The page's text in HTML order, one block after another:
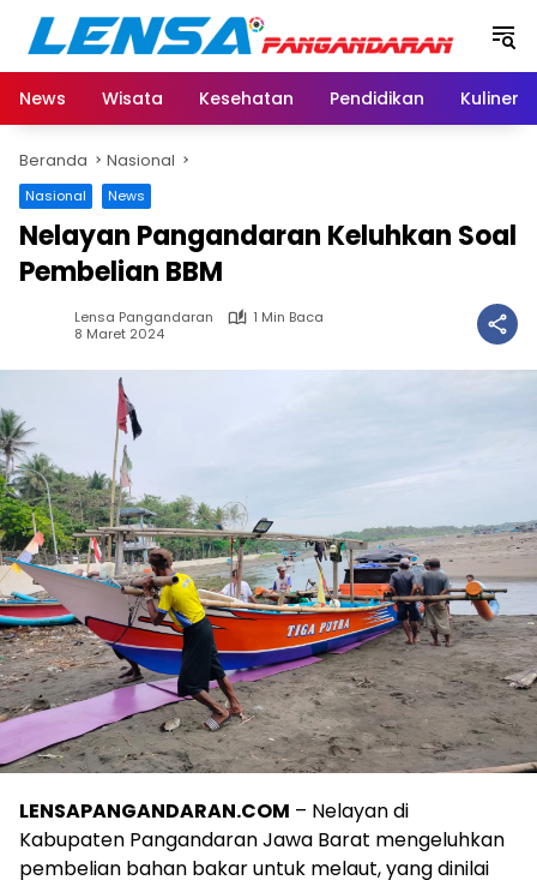
Langsung
konten
News
Wisata Kesehatan Pendidikan Kuliner
Beranda Nasional
Nasional News
Nelayan Pangandaran Keluhkan Soal
Pembelian BBM
Lensa Pangandaran
1 Min Baca
8 Maret 2024
LENSAPANGANDARAN.COM – Nelayan di
Kabupaten Pangandaran Jawa Barat mengeluhkan
pembelian bahan bakar untuk melaut, yang dinilai